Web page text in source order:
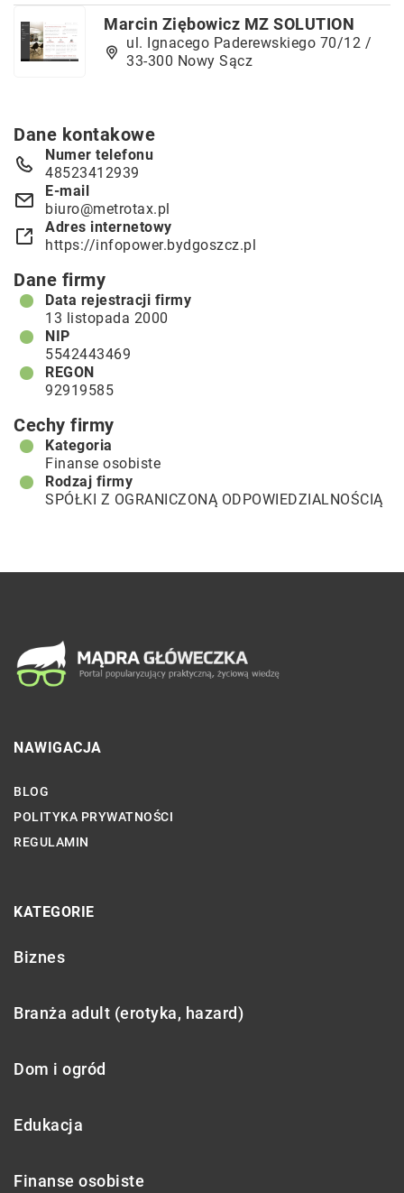
Marcin Ziębowicz MZ SOLUTION
ul. Ignacego Paderewskiego 70/12 /
33-300 Nowy Sącz
Dane kontakowe
Numer telefonu
48523412939
E-mail
biuro@metrotax.pl
Adres internetowy
https://infopower.bydgoszcz.pl
Dane firmy
Data rejestracji firmy
13 listopada 2000
NIP
5542443469
REGON
92919585
Cechy firmy
Kategoria
Finanse osobiste
Rodzaj firmy
SPÓŁKI Z OGRANICZONĄ ODPOWIEDZIALNOŚCIĄ
NAWIGACJA
BLOG
POLITYKA PRYWATNOŚCI
REGULAMIN
KATEGORIE
Biznes
Branża adult (erotyka, hazard)
Dom i ogród
Edukacja
Finanse osobiste